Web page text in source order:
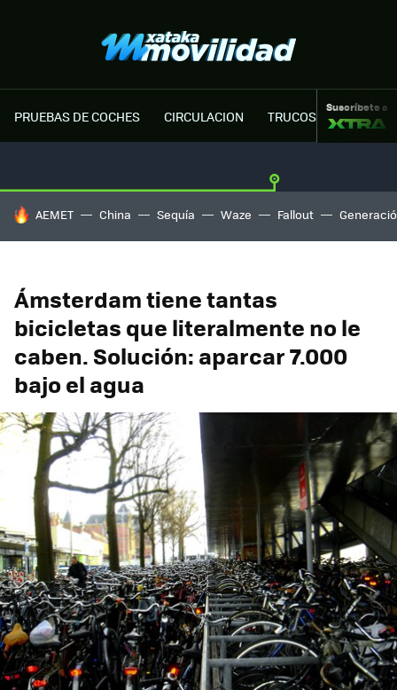
PRUEBAS DE COCHES CIRCULACION TRUCOS MOTOR
Suscríbete a
HOY SE HABLA DE
AEMET China Sequía Waze Fallout
Ámsterdam tiene tantas
bicicletas que literalmente no le
caben. Solución: aparcar 7.000
bajo el agua